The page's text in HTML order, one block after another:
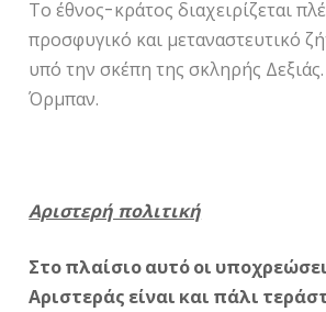
Το έθνος-κράτος διαχειρίζεται
προσφυγικό και μεταναστευτικό
υπό την σκέπη της σκληρής
Όρμπαν.
Αριστερή πολιτική
Στο πλαίσιο αυτό οι
Αριστεράς είναι και πάλι